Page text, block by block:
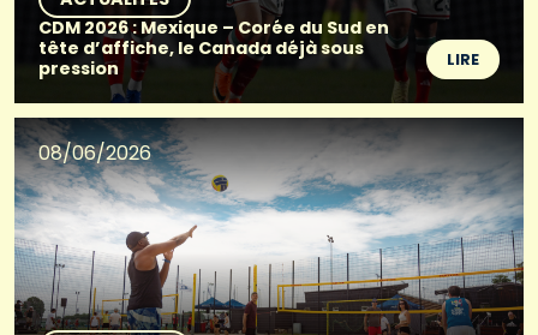
CDM 2026 : Mexique – Corée du Sud en
tête d’affiche, le Canada déjà sous
pression
LIRE
08/06/2026